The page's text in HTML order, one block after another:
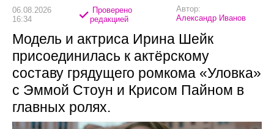
06.08.2026
16:34
Проверено
редакцией
Автор:
Александр Иванов
Модель и актриса Ирина Шейк
присоединилась к актёрскому
составу грядущего ромкома «Уловка»
с Эммой Стоун и Крисом Пайном в
главных ролях.